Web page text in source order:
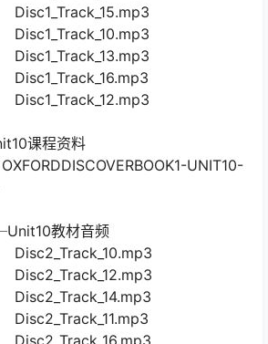
习题答案(不打印）.pdf
UNIT2-
听写音频.mp3
展+语法讲义练习+课文复述
汇听写.mp3
材音频